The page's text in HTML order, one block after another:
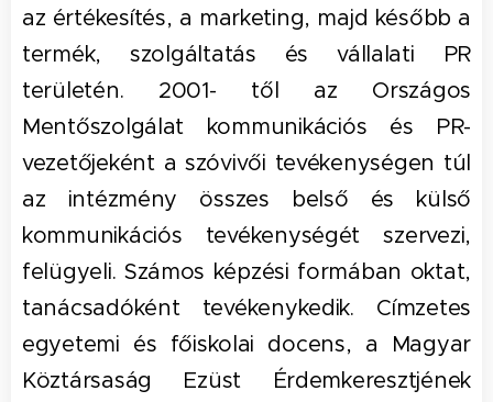
az értékesítés, a marketing, majd később a
termék, szolgáltatás és vállalati PR
területén. 2001- től az Országos
Mentőszolgálat kommunikációs és PR-
vezetőjeként a szóvivői tevékenységen túl
az intézmény összes belső és külső
kommunikációs tevékenységét szervezi,
felügyeli. Számos képzési formában oktat,
tanácsadóként tevékenykedik. Címzetes
egyetemi és főiskolai docens, a Magyar
Köztársaság Ezüst Érdemkeresztjének